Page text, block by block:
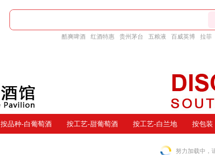
酷爽啤酒 红酒特惠 贵州茅台 五粮液 百威英博 拉菲
按品种-白葡萄酒 按工艺-甜葡萄酒 按工艺-白兰地 按包装
努力加载中，